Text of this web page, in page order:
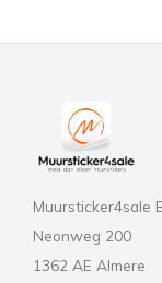
Muursticker4sale
Neonweg 200
1362 AE Almere